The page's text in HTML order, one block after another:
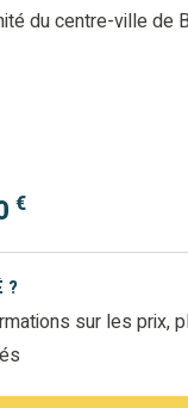
du centre-ville de
€
?
sur les prix,